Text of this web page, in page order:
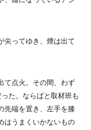
尖ってゆき、煙は出て
て点火。その間、わず
た。ならばと取材班も
先端を置き、左手を膝
はうまくいかないもの